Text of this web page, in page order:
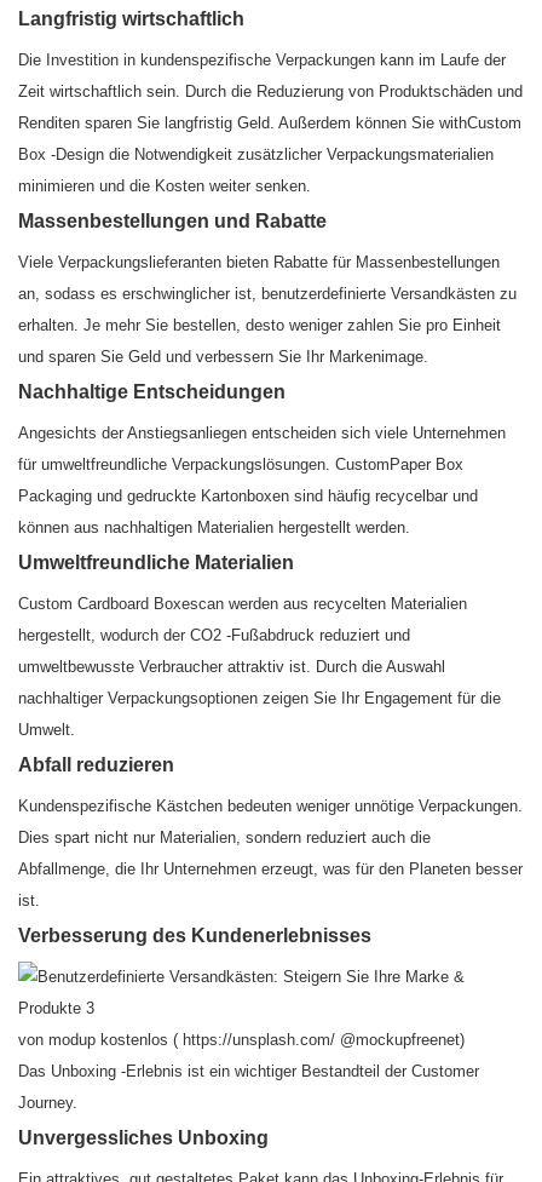
Langfristig wirtschaftlich
Die Investition in kundenspezifische Verpackungen kann im Laufe der
Zeit wirtschaftlich sein. Durch die Reduzierung von Produktschäden und
Renditen sparen Sie langfristig Geld. Außerdem können Sie withCustom
Box -Design die Notwendigkeit zusätzlicher Verpackungsmaterialien
minimieren und die Kosten weiter senken.
Massenbestellungen und Rabatte
Viele Verpackungslieferanten bieten Rabatte für Massenbestellungen
an, sodass es erschwinglicher ist, benutzerdefinierte Versandkästen zu
erhalten. Je mehr Sie bestellen, desto weniger zahlen Sie pro Einheit
und sparen Sie Geld und verbessern Sie Ihr Markenimage.
Nachhaltige Entscheidungen
Angesichts der Anstiegsanliegen entscheiden sich viele Unternehmen
für umweltfreundliche Verpackungslösungen. CustomPaper Box
Packaging und gedruckte Kartonboxen sind häufig recycelbar und
können aus nachhaltigen Materialien hergestellt werden.
Umweltfreundliche Materialien
Custom Cardboard Boxescan werden aus recycelten Materialien
hergestellt, wodurch der CO2 -Fußabdruck reduziert und
umweltbewusste Verbraucher attraktiv ist. Durch die Auswahl
nachhaltiger Verpackungsoptionen zeigen Sie Ihr Engagement für die
Umwelt.
Abfall reduzieren
Kundenspezifische Kästchen bedeuten weniger unnötige Verpackungen.
Dies spart nicht nur Materialien, sondern reduziert auch die
Abfallmenge, die Ihr Unternehmen erzeugt, was für den Planeten besser
ist.
Verbesserung des Kundenerlebnisses
von modup kostenlos ( https://unsplash.com/ @mockupfreenet)
Das Unboxing -Erlebnis ist ein wichtiger Bestandteil der Customer
Journey.
Unvergessliches Unboxing